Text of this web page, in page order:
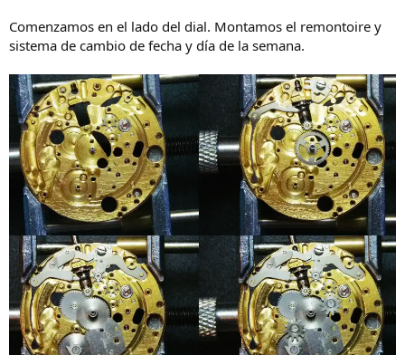
Comenzamos en el lado del dial. Montamos el remontoire y
sistema de cambio de fecha y día de la semana.